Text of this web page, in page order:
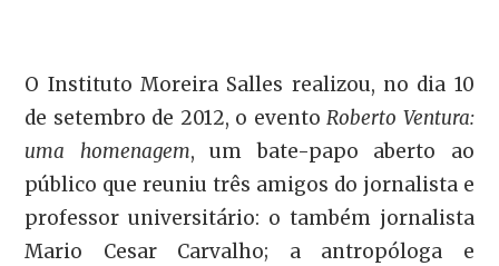
O Instituto Moreira Salles realizou, no dia 10
de setembro de 2012, o eventoRoberto Ventura:
uma homenagem, um bate-papo aberto ao
público que reuniu três amigos do jornalista e
professor universitário: o também jornalista
Mario Cesar Carvalho; a antropóloga e